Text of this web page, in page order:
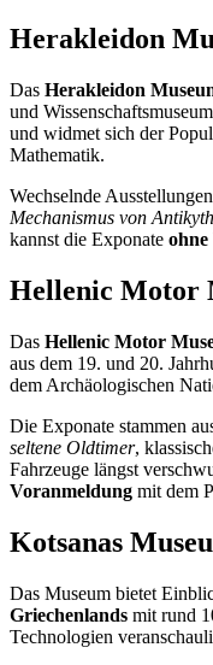
Herakleidon
Das Herakleidon
und
und widmet sich der
Mathematik.
Wechselnde
Mechanismus von
kannst die Exponate
Hellenic Motor
Das Hellenic Motor
aus dem 19. und 20.
dem Archäologischen
Die Exponate stammen
seltene Oldtimer,
Fahrzeuge längst
Voranmeldung mit dem
Kotsanas
Das Museum bietet
Griechenlands mit rund
Technologien